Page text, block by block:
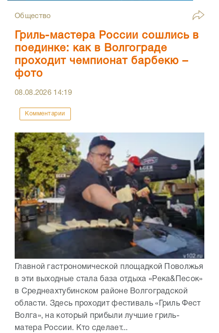
Общество
Гриль-мастера России сошлись в
поединке: как в Волгограде
проходит чемпионат барбекю –
фото
08.08.2026 14:19
Комментарии
Главной гастрономической площадкой Поволжья
в эти выходные стала база отдыха «Река&Песок»
в Среднеахтубинском районе Волгоградской
области. Здесь проходит фестиваль «Гриль Фест
Волга», на который прибыли лучшие гриль-
матера России. Кто сделает...